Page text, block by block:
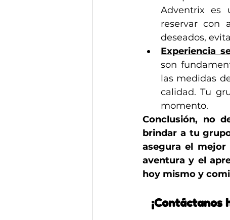
Adventrix es
reservar con
deseados,
Experiencia
son
las medidas
calidad. Tu
momento.
Conclusión, no
brindar a tu
asegura el
aventura y el
hoy mismo y
¡Contáctanos